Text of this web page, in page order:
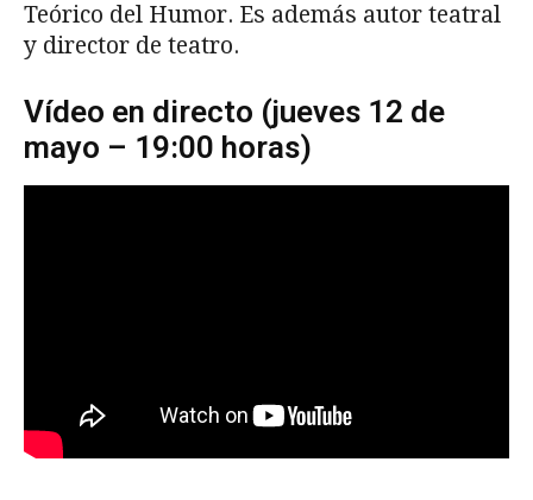
Teórico del Humor. Es además autor teatral
y director de teatro.
Vídeo en directo (jueves 12 de
mayo – 19:00 horas)